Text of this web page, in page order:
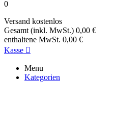
0
Versand kostenlos
Gesamt (inkl. MwSt.) 0,00 €
enthaltene MwSt. 0,00 €
Kasse 
Menu
Kategorien